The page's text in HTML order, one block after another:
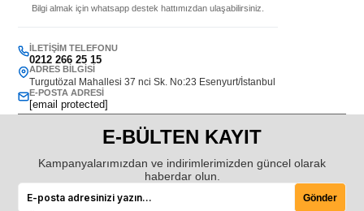
Bilgi almak için whatsapp destek hattımızdan ulaşabilirsiniz.
İLETIŞIM TELEFONU
0212 266 25 15
ADRES BILGISI
Turgutözal Mahallesi 37 nci Sk. No:23 Esenyurt/İstanbul
E-POSTA ADRESI
[email protected]
E-BÜLTEN KAYIT
Kampanyalarımızdan ve indirimlerimizden güncel olarak
haberdar olun.
Gönder